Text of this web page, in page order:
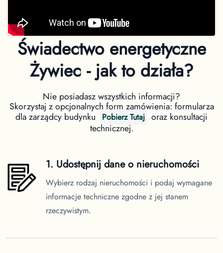
Świadectwo energetyczne
Żywiec - jak to działa?
Nie posiadasz wszystkich informacji?
Skorzystaj z opcjonalnych form zamówienia: formularza
dla zarządcy budynku
Pobierz Tutaj oraz konsultacji
technicznej.
1. Udostępnij dane o nieruchomości
Wybierz rodzaj nieruchomości i podaj wymagane
informacje techniczne zgodne z jej stanem
rzeczywistym.